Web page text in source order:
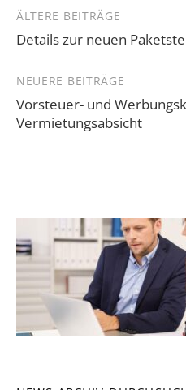
Beitragsnavigation
ÄLTERE BEITRÄGE
Details zur neuen
NEUERE BEITRÄGE
Vorsteuer- und
Vermietungsabsicht